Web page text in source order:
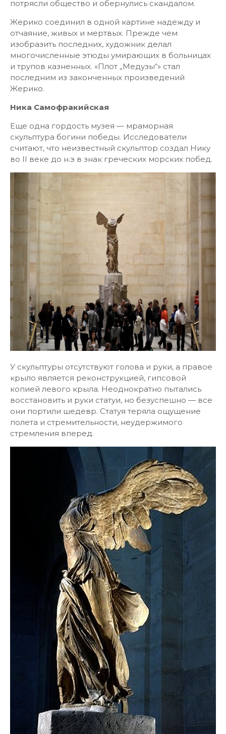
потрясли общество и обернулись скандалом.
Жерико соединил в одной картине надежду и
отчаяние, живых и мертвых. Прежде чем
изобразить последних, художник делал
многочисленные этюды умирающих в больницах
и трупов казненных. «Плот „Медузы“» стал
последним из законченных произведений
Жерико.
Ника Самофракийская
Еще одна гордость музея — мраморная
скульптура богини победы. Исследователи
считают, что неизвестный скульптор создал Нику
во II веке до н.э в знак греческих морских побед.
У скульптуры отсутствуют голова и руки, а правое
крыло является реконструкцией, гипсовой
копией левого крыла. Неоднократно пытались
восстановить и руки статуи, но безуспешно — все
они портили шедевр. Статуя теряла ощущение
полета и стремительности, неудержимого
стремления вперед.